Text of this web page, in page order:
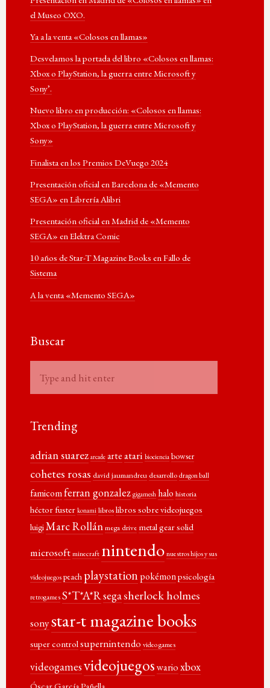
el Museo OXO.
Ya a la venta «Colosos en llamas»
Desvelamos la portada del libro «Colosos en llamas:
Xbox o PlayStation, la guerra entre Microsoft y
Sony’.
Nuevo libro en producción: «Colosos en llamas:
Xbox o PlayStation, la guerra entre Microsoft y
Sony»
Finalista en los Premios DeVuego 2024
Presentación oficial en Barcelona de «Memento
SEGA» en Librería Alibri
Presentación oficial en Madrid de «Memento
SEGA» en Elektra Comic
10 años de Star-T Magazine Books en Fallo de
Sistema
A la venta «Memento SEGA»
Buscar
Trending
adrian suarez arcade arteatari biociencia bowser
cohetes rosas david jaumandreu desarrollodragon ball
famicomferran gonzalez gigamesh halo historia
héctor fuster konami libroslibros sobre videojuegos
luigiMarc Rollánmega drive metal gear solid
microsoftminecraft nintendonuestros hijos y sus
videojuegospeach playstationpokémonpsicología
retrogamesS*T*A*Rsegasherlock holmes
sonystar-t magazine books
super controlsupernintendo video games
videogamesvideojuegoswarioxbox